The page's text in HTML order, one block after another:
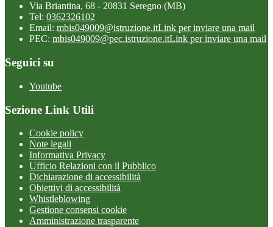
Via Briantina, 68 - 20831 Seregno (MB)
Tel: 0362326102
Email: mbis049009@istruzione.itLink per inviare una mail
PEC: mbis049009@pec.istruzione.itLink per inviare una mail
Seguici su
Youtube
Sezione Link Utili
Cookie policy
Note legali
Informativa Privacy
Ufficio Relazioni con il Pubblico
Dichiarazione di accessibilità
Obiettivi di accessibilità
Whistleblowing
Gestione consensi cookie
Amministrazione trasparente